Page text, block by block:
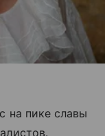
на пике славы